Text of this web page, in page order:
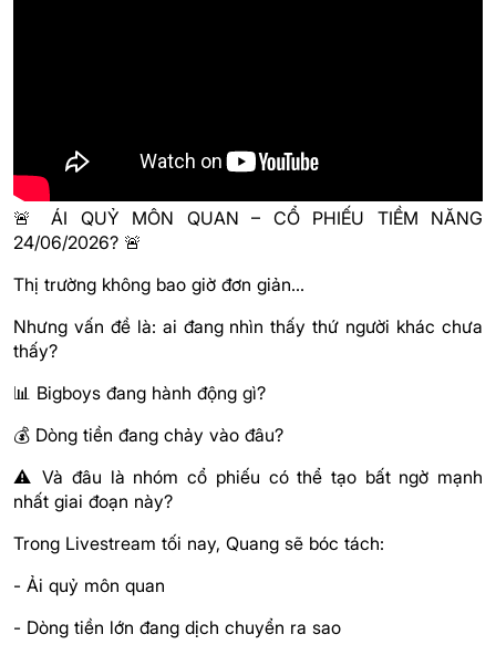
🚨 ÁI QUỶ MÔN QUAN – CỔ PHIẾU TIỀM NĂNG
24/06/2026? 🚨
Thị trường không bao giờ đơn giản…
Nhưng vấn đề là: ai đang nhìn thấy thứ người khác chưa
thấy?
📊 Bigboys đang hành động gì?
💰 Dòng tiền đang chảy vào đâu?
⚠️ Và đâu là nhóm cổ phiếu có thể tạo bất ngờ mạnh
nhất giai đoạn này?
Trong Livestream tối nay, Quang sẽ bóc tách:
- Ải quỷ môn quan
- Dòng tiền lớn đang dịch chuyển ra sao